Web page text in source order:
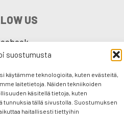
suostumusta
käytämme teknologioita, kuten evästeitä,
laitetietoja. Näiden tekniikoiden
käsitellä tietoja, kuten
tunnuksia tällä sivustolla. Suostumuksen
haitallisesti tiettyihin
US